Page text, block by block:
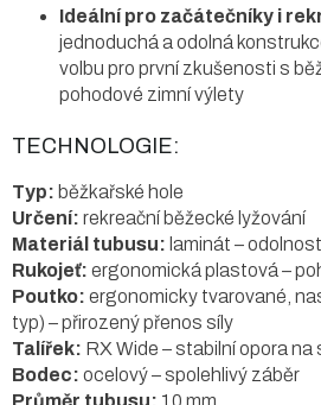
Ideální pro začátečníky i
jednoduchá a odolná
volbu pro první zkušenosti s
pohodové zimní výlety
TECHNOLOGIE:
Typ: běžkařské hole
Určení: rekreační běžecké lyžování
Materiál tubusu: laminát –
Rukojeť: ergonomická plastová –
Poutko: ergonomicky tvarované,
typ) – přirozený přenos síly
Talířek: RX Wide – stabilní opora na
Bodec: ocelový – spolehlivý záběr
Průměr tubusu: 10 mm